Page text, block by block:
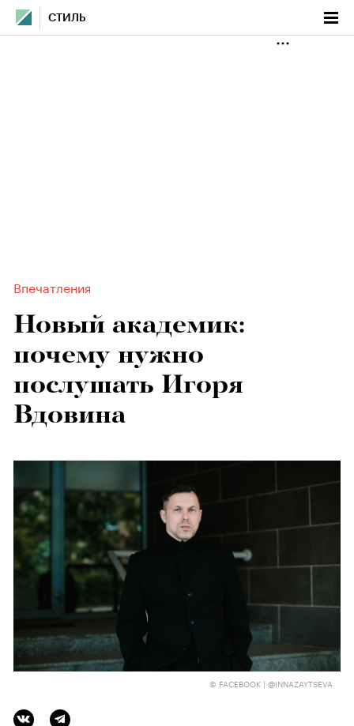
СТИЛЬ
Впечатления
Новый академик:
почему нужно
послушать Игоря
Вдовина
© FACEBOOK | @INNAZAYTSEVA